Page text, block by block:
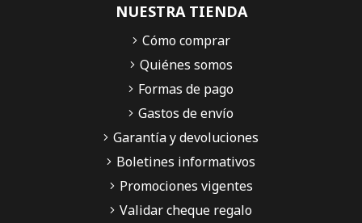
NUESTRA TIENDA
Cómo comprar
Quiénes somos
Formas de pago
Gastos de envío
Garantía y devoluciones
Boletines informativos
Promociones vigentes
Validar cheque regalo